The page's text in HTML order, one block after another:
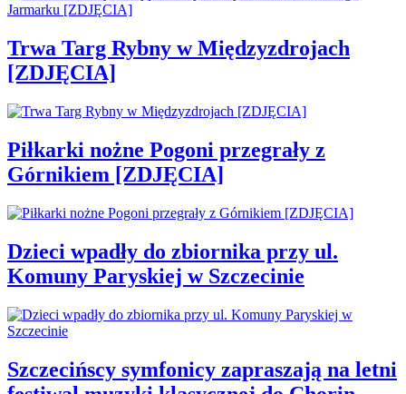
Trwa Targ Rybny w Międzyzdrojach
[ZDJĘCIA]
Piłkarki nożne Pogoni przegrały z
Górnikiem [ZDJĘCIA]
Dzieci wpadły do zbiornika przy ul.
Komuny Paryskiej w Szczecinie
Szczecińscy symfonicy zapraszają na letni